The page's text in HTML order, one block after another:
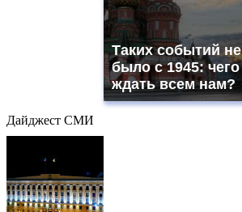
Таких событий не
было с 1945: чего
ждать всем нам?
Дайджест СМИ